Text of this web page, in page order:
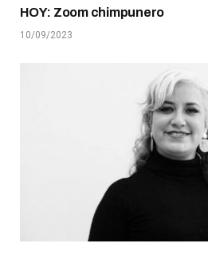
HOY: Zoom chimpunero
10/09/2023